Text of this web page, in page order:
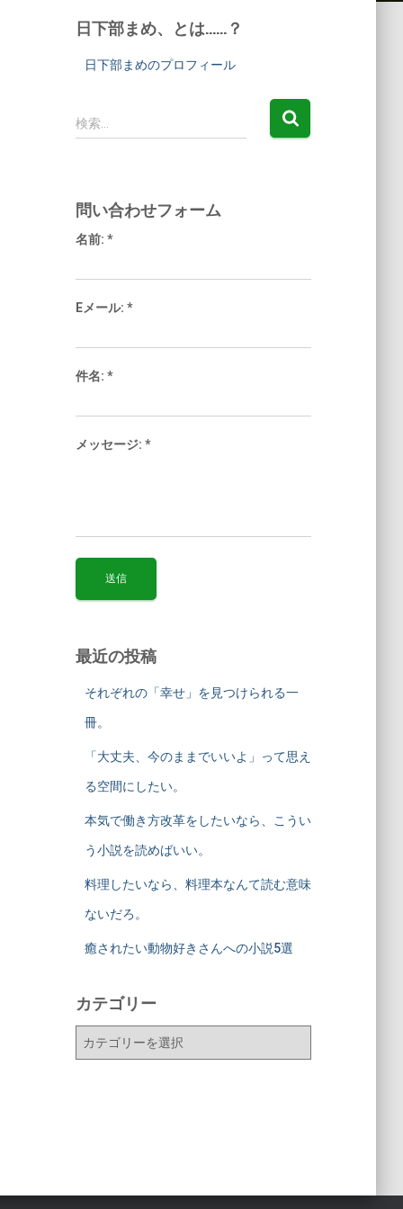
日下部まめ、とは……？
日下部まめのプロフィール
検
索:
検索…
問い合わせフォーム
名前: *
Eメール: *
件名: *
メッセージ: *
最近の投稿
それぞれの「幸せ」を見つけられる一
冊。
「大丈夫、今のままでいいよ」って思え
る空間にしたい。
本気で働き方改革をしたいなら、こうい
う小説を読めばいい。
料理したいなら、料理本なんて読む意味
ないだろ。
癒されたい動物好きさんへの小説5選
カテゴリー